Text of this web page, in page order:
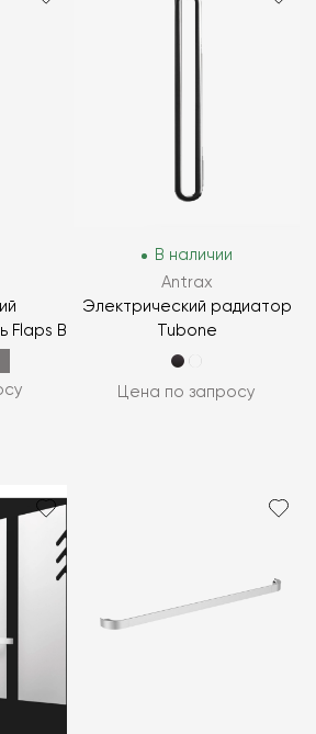
Flaps B
В наличии
Antrax
Электрический радиатор
Tubone
Цена по запросу